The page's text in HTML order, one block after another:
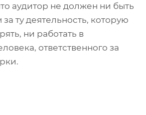
аудитор не должен ни быть
ту деятельность, которую
ни работать в
ответственного за